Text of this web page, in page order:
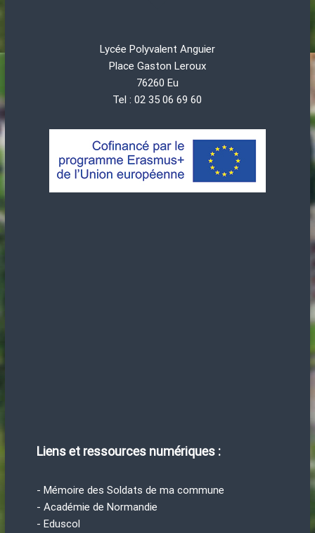
Lycée Polyvalent Anguier
Place Gaston Leroux
76260 Eu
Tel : 02 35 06 69 60
Liens et ressources numériques :
- Mémoire des Soldats de ma commune
- Académie de Normandie
- Eduscol